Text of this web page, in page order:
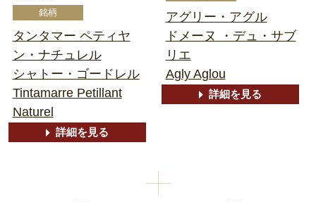
タンタマー ペティヤ
ン・ナチュレル
シャトー・ゴードレル
Tintamarre Petillant
Naturel
詳細を見る
アグリー・アグル
ドメーヌ ・デュ・サブ
リエ
Agly Aglou
詳細を見る